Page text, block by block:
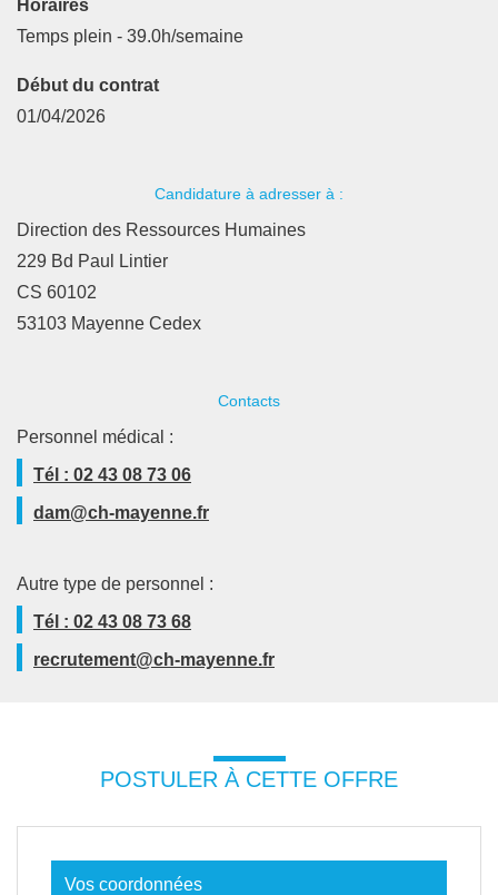
Horaires
Temps plein - 39.0h/semaine
Début du contrat
01/04/2026
Candidature à adresser à :
Direction des Ressources Humaines
229 Bd Paul Lintier
CS 60102
53103 Mayenne Cedex
Contacts
Personnel médical :
Tél : 02 43 08 73 06
dam@ch-mayenne.fr
Autre type de personnel :
Tél : 02 43 08 73 68
recrutement@ch-mayenne.fr
POSTULER À CETTE OFFRE
Vos coordonnées